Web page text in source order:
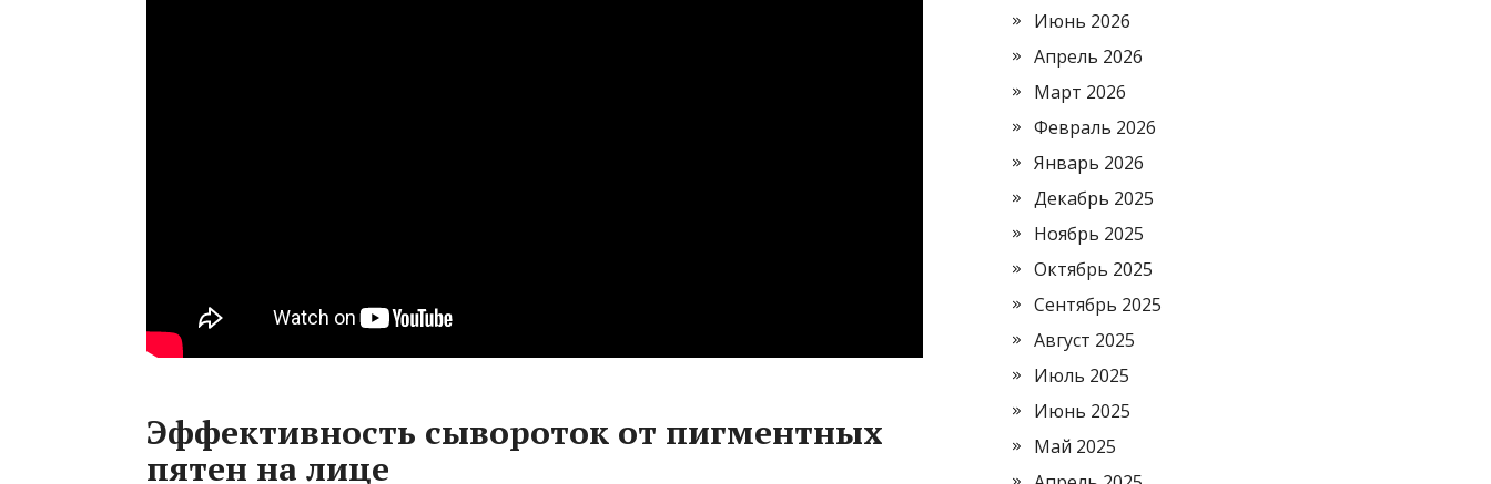
Эффективность сывороток от пигментных
пятен на лице
Июнь 2026
Апрель 2026
Март 2026
Февраль 2026
Январь 2026
Декабрь 2025
Ноябрь 2025
Октябрь 2025
Сентябрь 2025
Август 2025
Июль 2025
Июнь 2025
Май 2025